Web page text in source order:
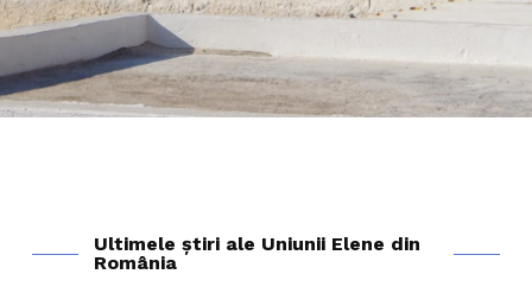
Ultimele știri ale Uniunii Elene din
România